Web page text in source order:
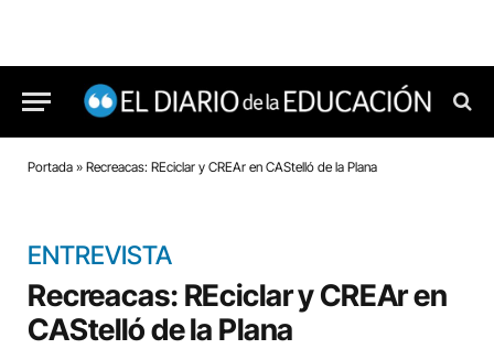
Portada » Recreacas: REciclar y CREAr en CAStelló de la Plana
ENTREVISTA
Recreacas: REciclar y CREAr en
CAStelló de la Plana